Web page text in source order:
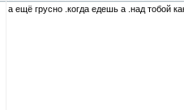
а ещё грусно .когда едешь а .над тобой